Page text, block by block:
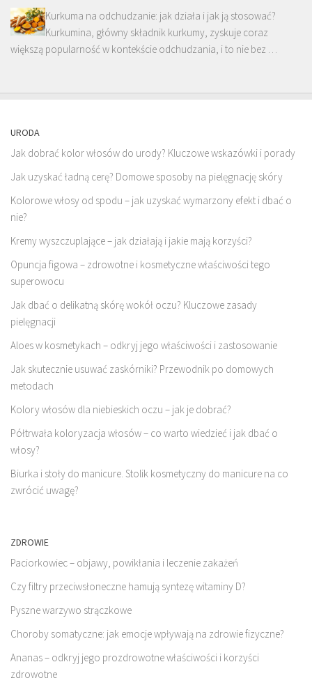
Kurkuma na odchudzanie: jak działa i jak ją stosować?
Kurkumina, główny składnik kurkumy, zyskuje coraz
większą popularność w kontekście odchudzania, i to nie bez …
URODA
Jak dobrać kolor włosów do urody? Kluczowe wskazówki i porady
Jak uzyskać ładną cerę? Domowe sposoby na pielęgnację skóry
Kolorowe włosy od spodu – jak uzyskać wymarzony efekt i dbać o
nie?
Kremy wyszczuplające – jak działają i jakie mają korzyści?
Opuncja figowa – zdrowotne i kosmetyczne właściwości tego
superowocu
Jak dbać o delikatną skórę wokół oczu? Kluczowe zasady
pielęgnacji
Aloes w kosmetykach – odkryj jego właściwości i zastosowanie
Jak skutecznie usuwać zaskórniki? Przewodnik po domowych
metodach
Kolory włosów dla niebieskich oczu – jak je dobrać?
Półtrwała koloryzacja włosów – co warto wiedzieć i jak dbać o
włosy?
Biurka i stoły do manicure. Stolik kosmetyczny do manicure na co
zwrócić uwagę?
ZDROWIE
Paciorkowiec – objawy, powikłania i leczenie zakażeń
Czy filtry przeciwsłoneczne hamują syntezę witaminy D?
Pyszne warzywo strączkowe
Choroby somatyczne: jak emocje wpływają na zdrowie fizyczne?
Ananas – odkryj jego prozdrowotne właściwości i korzyści
zdrowotne